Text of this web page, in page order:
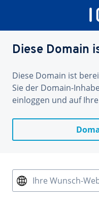
Diese Domain
Diese Domain ist
Sie der Domain-
einloggen und auf
Ihre Wunsch-